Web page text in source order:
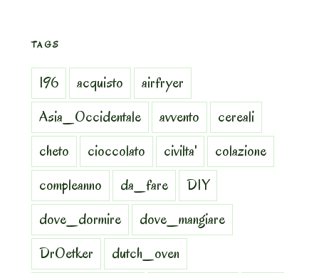
TAGS
196 acquisto
airfryer
Asia_Occidentale
avvento
cereali
cheto
cioccolato civilta'
colazione
compleanno
da_fare
DIY
dove_dormire
dove_mangiare
DrOetker
dutch_oven